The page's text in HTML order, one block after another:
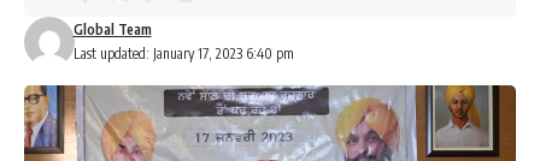
Last updated: January 17, 2023 6:40 pm
Global Team